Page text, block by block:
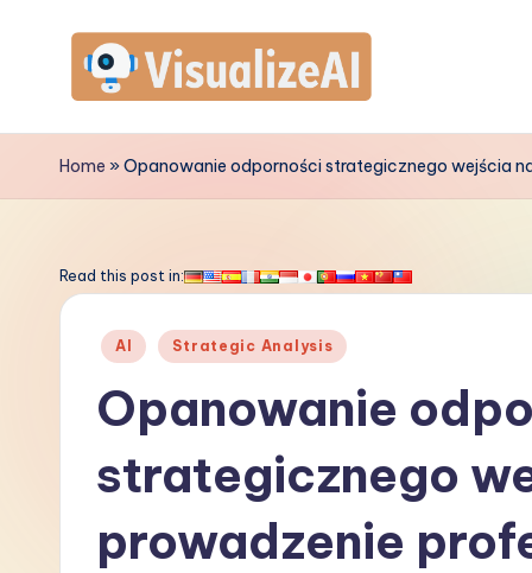
contentV
is
a
A
Home »Opanowanie odporności strategicznego wejścia
Read this post in:
Posted
AI Strategic Analysis
Opanowanie
strategicznego
prowadzenie